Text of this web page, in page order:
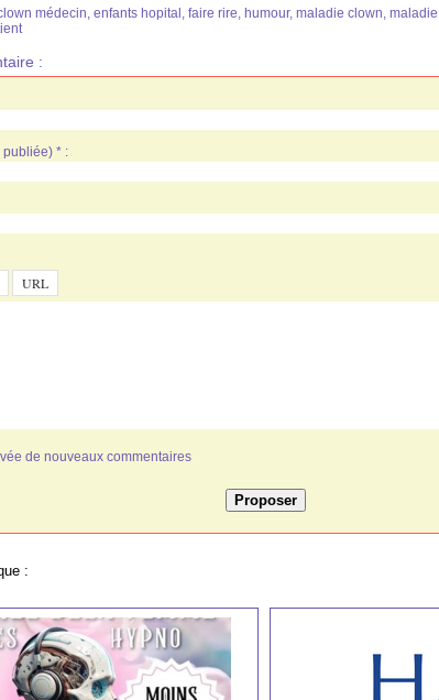
médecin, enfants hopital , faire rire, humour, maladie clown,
:
publiée) * :
de nouveaux commentaires
: